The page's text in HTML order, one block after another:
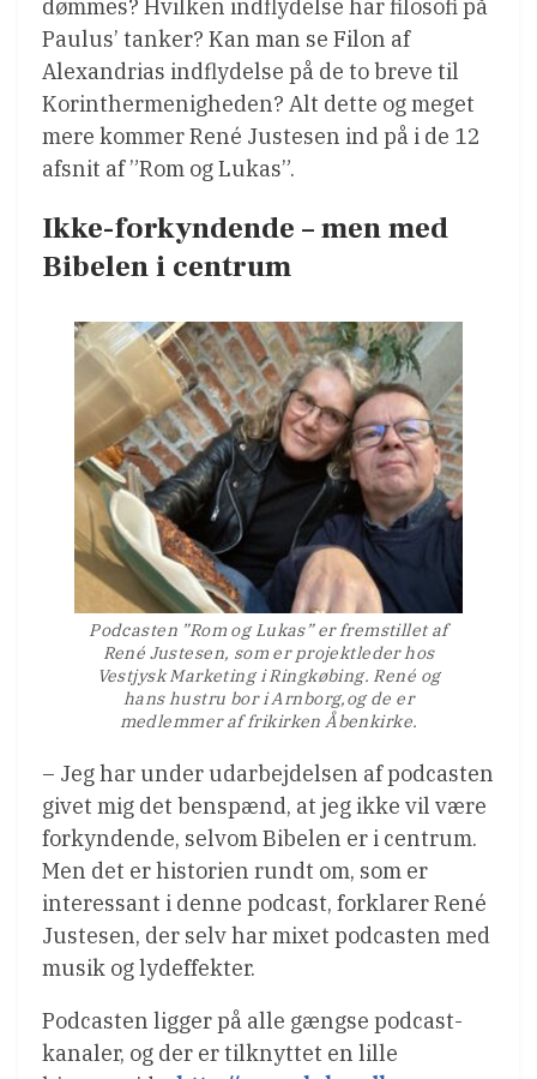
dømmes? Hvilken indflydelse har filosofi på
Paulus’ tanker? Kan man se Filon af
Alexandrias indflydelse på de to breve til
Korinthermenigheden? Alt dette og meget
mere kommer René Justesen ind på i de 12
afsnit af ”Rom og Lukas”.
Ikke-forkyndende – men med
Bibelen i centrum
Podcasten ”Rom og Lukas” er fremstillet af
René Justesen, som er projektleder hos
Vestjysk Marketing i Ringkøbing. René og
hans hustru bor i Arnborg,og de er
medlemmer af frikirken Åbenkirke.
– Jeg har under udarbejdelsen af podcasten
givet mig det benspænd, at jeg ikke vil være
forkyndende, selvom Bibelen er i centrum.
Men det er historien rundt om, som er
interessant i denne podcast, forklarer René
Justesen, der selv har mixet podcasten med
musik og lydeffekter.
Podcasten ligger på alle gængse podcast-
kanaler, og der er tilknyttet en lille